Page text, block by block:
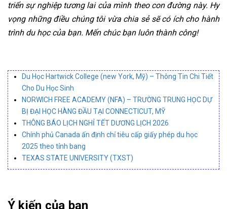
triển sự nghiệp tương lai của mình theo con đường này. Hy
vọng những điều chúng tôi vừa chia sẻ sẽ có ích cho hành
trình du học của bạn. Mến chúc bạn luôn thành công!
Du Học Hartwick College (new York, Mỹ) – Thông Tin Chi Tiết
Cho Du Học Sinh
NORWICH FREE ACADEMY (NFA) – TRƯỜNG TRUNG HỌC DỰ
BỊ ĐẠI HỌC HÀNG ĐẦU TẠI CONNECTICUT, MỸ
THÔNG BÁO LỊCH NGHỈ TẾT DƯƠNG LỊCH 2026
Chính phủ Canada ấn định chỉ tiêu cấp giấy phép du học
2025 theo tỉnh bang
TEXAS STATE UNIVERSITY (TXST)
Ý kiến của bạn